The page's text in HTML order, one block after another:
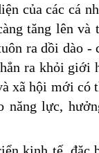
của các cá
tăng lên và
ra dồi dào -
ra khỏi giới
xã hội mới có
năng lực,